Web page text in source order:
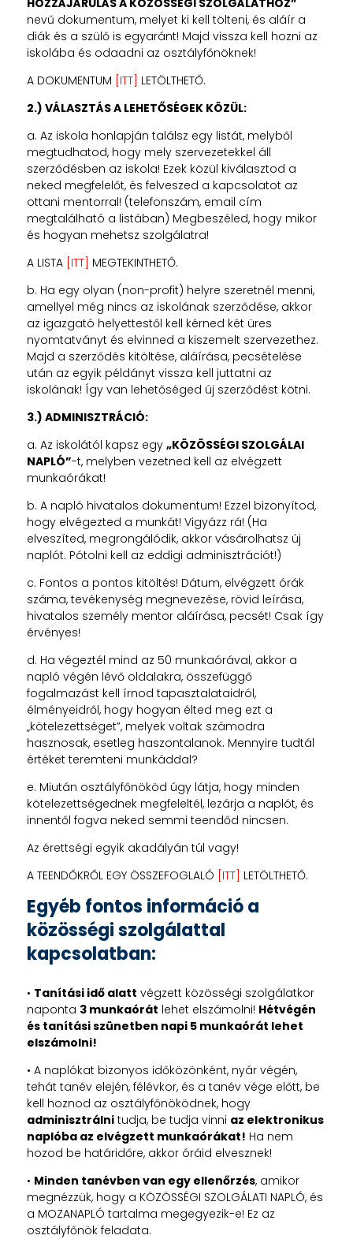
nevű dokumentum, melyet ki kell tölteni, és aláír a
diák és a szülő is egyaránt! Majd vissza kell hozni az
iskolába és odaadni az osztályfőnöknek!
A DOKUMENTUM [ITT] LETÖLTHETŐ.
2.) VÁLASZTÁS A LEHETŐSÉGEK KÖZÜL:
a. Az iskola honlapján találsz egy listát, melyből
megtudhatod, hogy mely szervezetekkel áll
szerződésben az iskola! Ezek közül kiválasztod a
neked megfelelőt, és felveszed a kapcsolatot az
ottani mentorral! (telefonszám, email cím
megtalálható a listában) Megbeszéled, hogy mikor
és hogyan mehetsz szolgálatra!
A LISTA [ITT] MEGTEKINTHETŐ.
b. Ha egy olyan (non-profit) helyre szeretnél menni,
amellyel még nincs az iskolának szerződése, akkor
az igazgató helyettestől kell kérned két üres
nyomtatványt és elvinned a kiszemelt szervezethez.
Majd a szerződés kitöltése, aláírása, pecsételése
után az egyik példányt vissza kell juttatni az
iskolának! Így van lehetőséged új szerződést kötni.
3.) ADMINISZTRÁCIÓ:
a. Az iskolától kapsz egy „KÖZÖSSÉGI SZOLGÁLAI
NAPLÓ”-t, melyben vezetned kell az elvégzett
munkaórákat!
b. A napló hivatalos dokumentum! Ezzel bizonyítod,
hogy elvégezted a munkát! Vigyázz rá! (Ha
elveszíted, megrongálódik, akkor vásárolhatsz új
naplót. Pótolni kell az eddigi adminisztrációt!)
c. Fontos a pontos kitöltés! Dátum, elvégzett órák
száma, tevékenység megnevezése, rövid leírása,
hivatalos személy mentor aláírása, pecsét! Csak így
érvényes!
d. Ha végeztél mind az 50 munkaórával, akkor a
napló végén lévő oldalakra, összefüggő
fogalmazást kell írnod tapasztalataidról,
élményeidről, hogy hogyan élted meg ezt a
„kötelezettséget”, melyek voltak számodra
hasznosak, esetleg haszontalanok. Mennyire tudtál
értéket teremteni munkáddal?
e. Miután osztályfőnököd úgy látja, hogy minden
kötelezettségednek megfeleltél, lezárja a naplót, és
innentől fogva neked semmi teendőd nincsen.
Az érettségi egyik akadályán túl vagy!
A TEENDŐKRŐL EGY ÖSSZEFOGLALÓ [ITT] LETÖLTHETŐ.
Egyéb fontos információ a
közösségi szolgálattal
kapcsolatban:
• Tanítási idő alatt végzett közösségi szolgálatkor
naponta 3 munkaórát lehet elszámolni! Hétvégén
és tanítási szünetben napi 5 munkaórát lehet
elszámolni!
• A naplókat bizonyos időközönként, nyár végén,
tehát tanév elején, félévkor, és a tanév vége előtt, be
kell hoznod az osztályfőnöködnek, hogy
adminisztrálnitudja, be tudja vinni az elektronikus
naplóba az elvégzett munkaórákat! Ha nem
hozod be határidőre, akkor óráid elvesznek!
• Minden tanévben van egy ellenőrzés, amikor
megnézzük, hogy a KÖZÖSSÉGI SZOLGÁLATI NAPLÓ, és
a MOZANAPLÓ tartalma megegyezik-e! Ez az
osztályfőnök feladata.